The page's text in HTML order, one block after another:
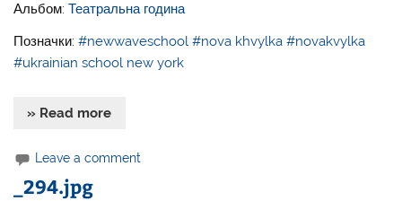
Альбом: Театральна година
Позначки: #newwaveschool #nova khvylka #novakvylka
#ukrainian school new york
» Read more
Leave a comment
_294.jpg